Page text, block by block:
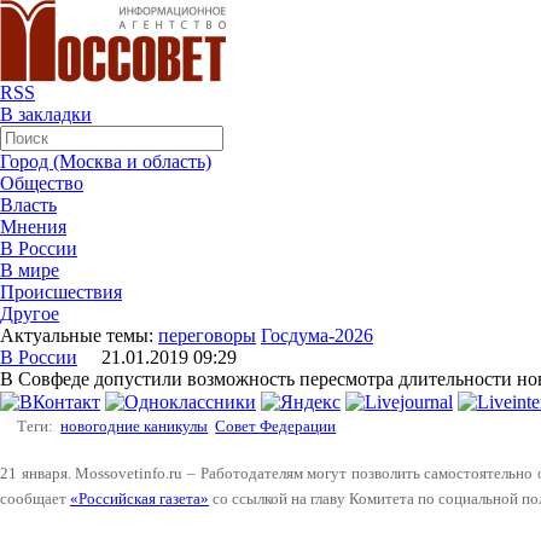
RSS
В закладки
Город (Москва и область)
Общество
Власть
Мнения
В России
В мире
Происшествия
Другое
Актуальные темы: переговоры Госдума-2026
В России 21.01.2019 09:29
В Совфеде допустили возможность пересмотра длительности
Теги: новогодние каникулы Совет Федерации
21 января. Mossovetinfo.ru – Работодателям могут позволить самостоятельно
сообщает «Российская газета» со ссылкой на главу Комитета по социальной